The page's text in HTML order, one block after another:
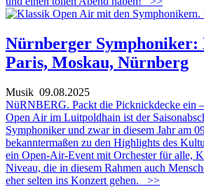
Nürnberger Symphoniker:
Paris, Moskau, Nürnberg
Musik 09.08.2025
NüRNBERG. Packt die Picknickdecke ein
Open Air im Luitpoldhain ist der
Symphoniker und zwar in diesem Jahr am
bekanntermaßen zu den Highlights des
ein Open-Air-Event mit Orchester für alle,
Niveau, die in diesem Rahmen auch
eher selten ins Konzert gehen.
>>